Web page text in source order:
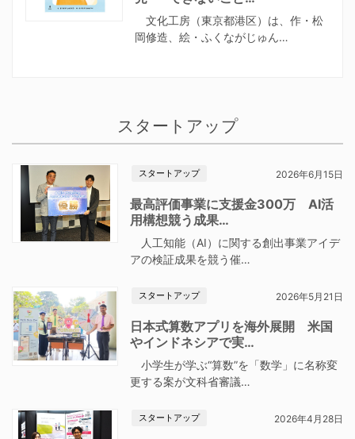
文化工房（東京都港区）は、作・松
岡修造、絵・ふくながじゅん…
スタートアップ
スタートアップ 2026年6月15日
最高評価事業に支援金300万 AI活
用構想競う成果…
人工知能（AI）に関する創出事業アイデ
アの検証成果を競う催…
スタートアップ 2026年5月21日
日本式算数アプリを海外展開 米国
やインドネシアで実…
小学生が学ぶ“算数”を「数学」に名称変
更する案が文科省審議…
スタートアップ 2026年4月28日